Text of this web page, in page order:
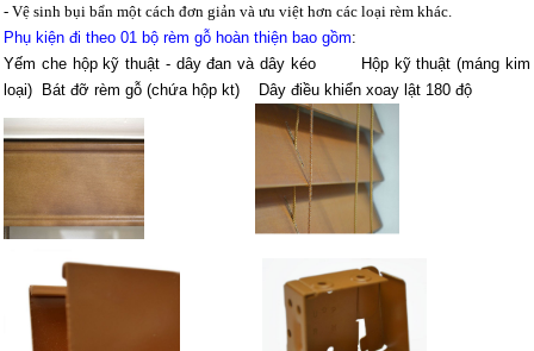
- Vệ sinh bụi bẩn một cách đơn giản và ưu việt hơn các loại rèm khác.
Phụ kiện đi theo 01 bộ rèm gỗ hoàn thiện bao gồm:
Yếm che hộp kỹ thuật - dây đan và dây kéo Hộp kỹ thuật (máng kim
loại) Bát đỡ rèm gỗ (chứa hộp kt) Dây điều khiển xoay lật 180 độ